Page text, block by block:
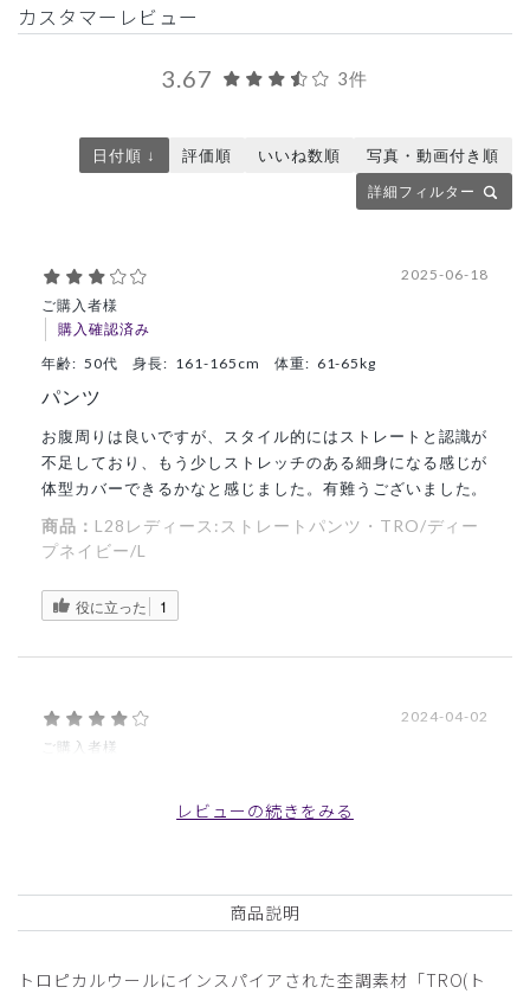
カスタマーレビュー
3.67 3件
詳細フィルター
日付順 ↓ 評価順 いいね数順 写真・動画付き順
ご購入者様
購入確認済み
2025-06-18
年齢: 50代 身長: 161-165cm 体重: 61-65kg
パンツ
お腹周りは良いですが、スタイル的にはストレートと認識が
不足しており、もう少しストレッチのある細身になる感じが
体型カバーできるかなと感じました。有難うございました。
商品： L28レディース:ストレートパンツ・TRO/ディー
プネイビー/L
役に立った 1
ご購入者様
2024-04-02
166-170cm 体重: 51-55kg
L28レディース:ストレートパンツ・TRO/ディー
プネイビー/M
役に立った 3
レビューの続きをみる
商品説明
トロピカルウールにインスパイアされた杢調素材「TRO(ト